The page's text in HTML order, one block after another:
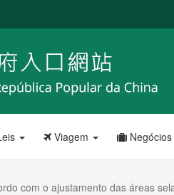
Viagem
com o ajustamento das áreas